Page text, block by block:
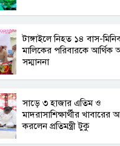
টাঙ্গাইলে নিহত ১৪ বাস-
মালিকের পরিবারকে আর্থিক
সম্মাননা
সাড়ে ৩ হাজার এতিম ও
মাদরাসাশিক্ষার্থীর
করলেন প্রতিমন্ত্রী টুকু